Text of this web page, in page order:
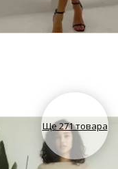
Ще 271 товара